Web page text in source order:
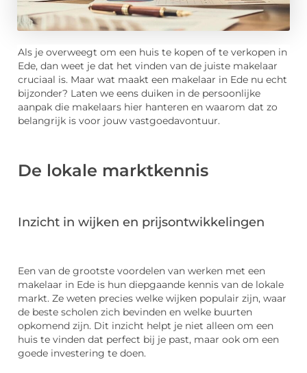
Als je overweegt om een huis te kopen of te verkopen in
Ede, dan weet je dat het vinden van de juiste makelaar
cruciaal is. Maar wat maakt een makelaar in Ede nu echt
bijzonder? Laten we eens duiken in de persoonlijke
aanpak die makelaars hier hanteren en waarom dat zo
belangrijk is voor jouw vastgoedavontuur.
De lokale marktkennis
Inzicht in wijken en prijsontwikkelingen
Een van de grootste voordelen van werken met een
makelaar in Ede is hun diepgaande kennis van de lokale
markt. Ze weten precies welke wijken populair zijn, waar
de beste scholen zich bevinden en welke buurten
opkomend zijn. Dit inzicht helpt je niet alleen om een
huis te vinden dat perfect bij je past, maar ook om een
goede investering te doen.